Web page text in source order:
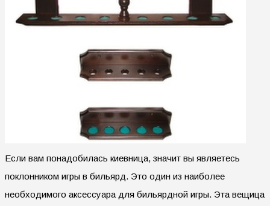
Если вам понадобилась киевница, значит вы являетесь
поклонником игры в бильярд. Это один из наиболее
необходимого аксессуара для бильярдной игры. Эта вещица